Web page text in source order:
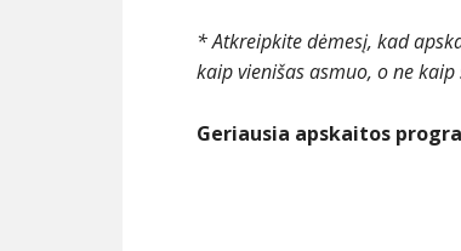
* Atkreipkite dėmesį, kad
kaip vienišas asmuo, o ne kaip
Geriausia apskaitos